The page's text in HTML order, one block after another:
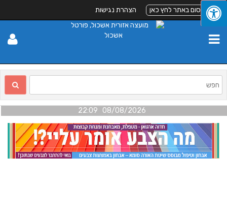
לפרסום באתר לחץ כאן הצהרת נגישות
08/08/2026 22:09